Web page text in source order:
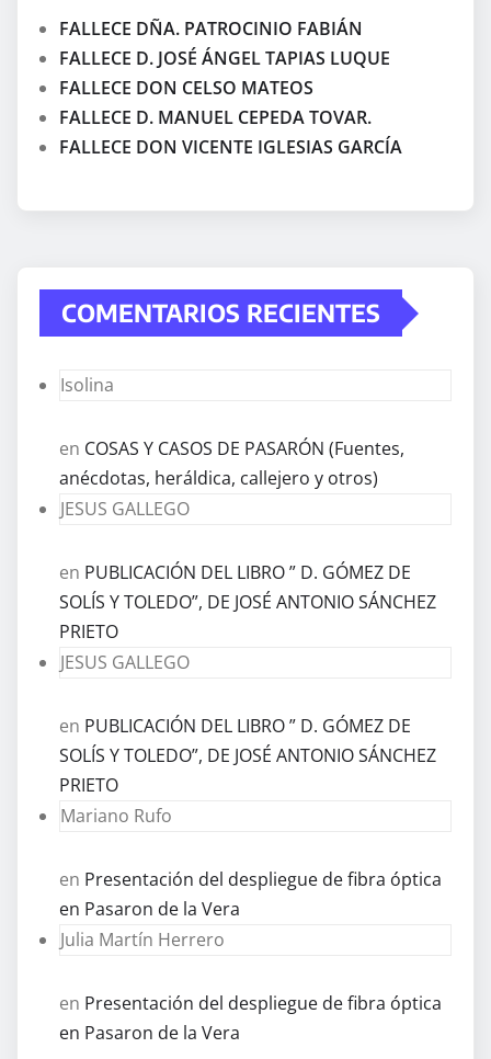
FALLECE DÑA. PATROCINIO FABIÁN
FALLECE D. JOSÉ ÁNGEL TAPIAS LUQUE
FALLECE DON CELSO MATEOS
FALLECE D. MANUEL CEPEDA TOVAR.
FALLECE DON VICENTE IGLESIAS GARCÍA
COMENTARIOS RECIENTES
Isolina
en COSAS Y CASOS DE PASARÓN (Fuentes,
anécdotas, heráldica, callejero y otros)
JESUS GALLEGO
en PUBLICACIÓN DEL LIBRO ” D. GÓMEZ DE
SOLÍS Y TOLEDO”, DE JOSÉ ANTONIO SÁNCHEZ
PRIETO
JESUS GALLEGO
en PUBLICACIÓN DEL LIBRO ” D. GÓMEZ DE
SOLÍS Y TOLEDO”, DE JOSÉ ANTONIO SÁNCHEZ
PRIETO
Mariano Rufo
en Presentación del despliegue de fibra óptica
en Pasaron de la Vera
Julia Martín Herrero
en Presentación del despliegue de fibra óptica
en Pasaron de la Vera